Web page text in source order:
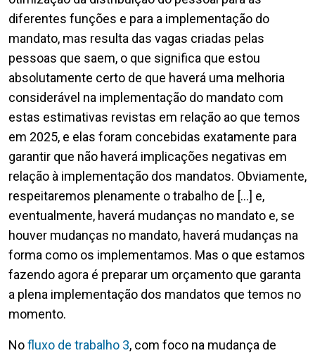
diferentes funções e para a implementação do
mandato, mas resulta das vagas criadas pelas
pessoas que saem, o que significa que estou
absolutamente certo de que haverá uma melhoria
considerável na implementação do mandato com
estas estimativas revistas em relação ao que temos
em 2025, e elas foram concebidas exatamente para
garantir que não haverá implicações negativas em
relação à implementação dos mandatos. Obviamente,
respeitaremos plenamente o trabalho de [...] e,
eventualmente, haverá mudanças no mandato e, se
houver mudanças no mandato, haverá mudanças na
forma como os implementamos. Mas o que estamos
fazendo agora é preparar um orçamento que garanta
a plena implementação dos mandatos que temos no
momento.
Nofluxo de trabalho 3, com foco na mudança de